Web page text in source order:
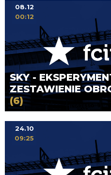
SKY -
ZESTAWIENIE
(6)
08.12
00:12
24.10
09:25